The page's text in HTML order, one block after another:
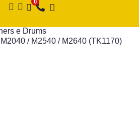
e Drums
/ M2540 / M2640 (TK1170)